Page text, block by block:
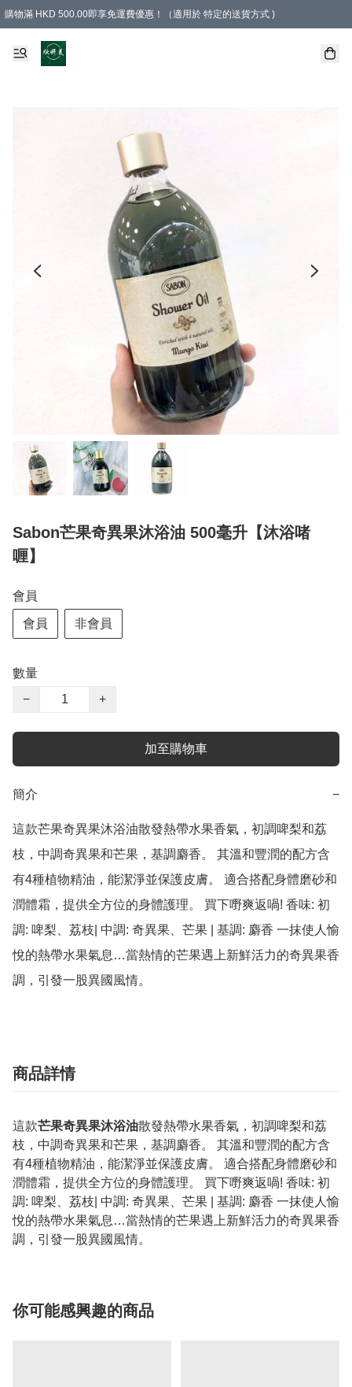
購物滿 HKD 500.00即享免運費優惠！（適用於 特定的送貨方式 )
Sabon芒果奇異果沐浴油 500毫升【沐浴啫
喱】
會員
會員 非會員
數量
−
+
加至購物車
簡介 −
這款芒果奇異果沐浴油散發熱帶水果香氣，初調啤梨和荔
枝，中調奇異果和芒果，基調麝香。 其溫和豐潤的配方含
有4種植物精油，能潔淨並保護皮膚。 適合搭配身體磨砂和
潤體霜，提供全方位的身體護理。 買下嘢爽返喎! 香味: 初
調: 啤梨、荔枝| 中調: 奇異果、芒果 | 基調: 麝香 一抹使人愉
悅的熱帶水果氣息…當熱情的芒果遇上新鮮活力的奇異果香
調，引發一股異國風情。
商品詳情
這款芒果奇異果沐浴油散發熱帶水果香氣，初調啤梨和荔
枝，中調奇異果和芒果，基調麝香。 其溫和豐潤的配方含
有4種植物精油，能潔淨並保護皮膚。 適合搭配身體磨砂和
潤體霜，提供全方位的身體護理。 買下嘢爽返喎! 香味: 初
調: 啤梨、荔枝| 中調: 奇異果、芒果 | 基調: 麝香 一抹使人愉
悅的熱帶水果氣息…當熱情的芒果遇上新鮮活力的奇異果香
調，引發一股異國風情。
你可能感興趣的商品